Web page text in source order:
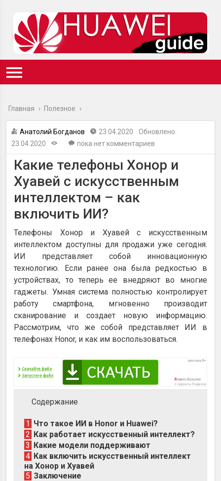
Главная › Полезное ›
Анатолий Богданов 23.04.2020
Обновлено:
23.04.2020
пока нет комментариев
Какие телефоны Хонор и
Хуавей с искусственным
интеллектом – как
включить ИИ?
Телефоны Хонор и Хуавей с искусственным
интеллектом доступны для продажи уже сегодня.
ИИ представляет собой инновационную
технологию. Если ранее она была редкостью в
устройствах, то теперь ее внедряют во многие
гаджеты. Умная система полностью контролирует
работу смартфона, мгновенно производит
сканирование и создает новую информацию.
Рассмотрим, что же собой представляет ИИ в
телефонах Honor, и как им воспользоваться.
Содержание
1 Что такое ИИ в Honor и Huawei?
2 Как работает искусственный интеллект?
3 Какие модели поддерживают
4 Как включить искусственный интеллект
на Хонор и Хуавей
5 Заключение